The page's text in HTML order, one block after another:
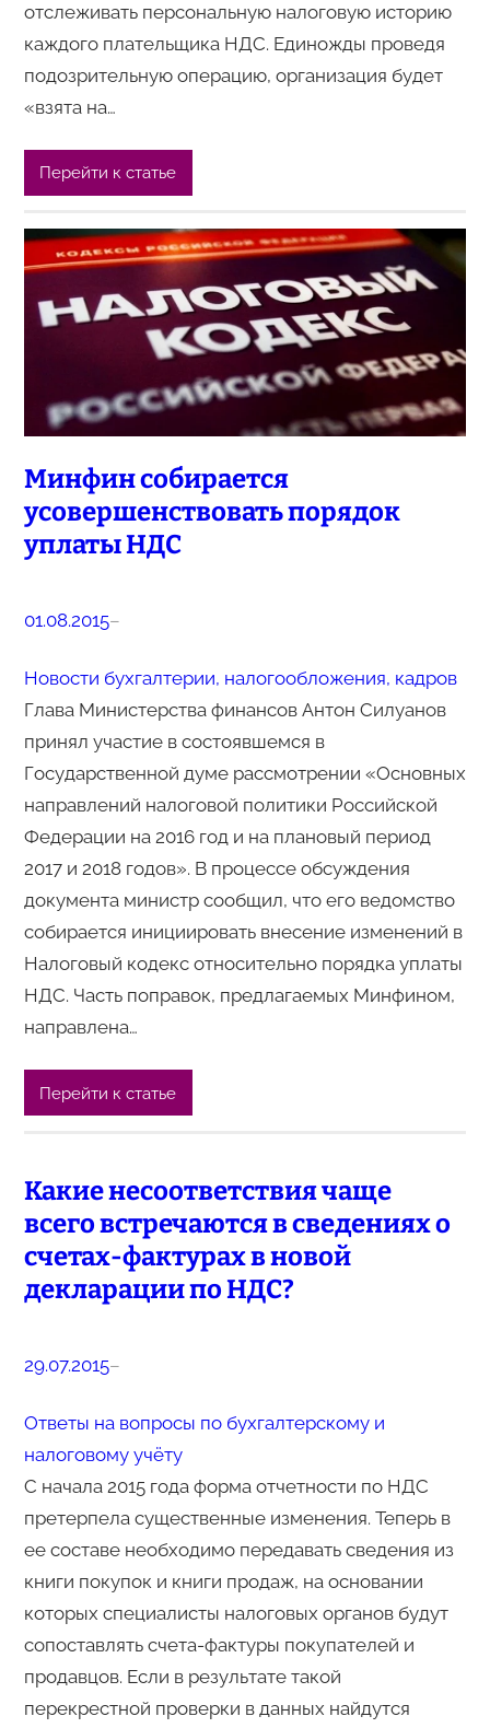
отслеживать персональную налоговую историю
каждого плательщика НДС. Единожды проведя
подозрительную операцию, организация будет
«взята на…
Перейти к статье
Минфин собирается
усовершенствовать порядок
уплаты НДС
01.08.2015–
Новости бухгалтерии, налогообложения, кадров
Глава Министерства финансов Антон Силуанов
принял участие в состоявшемся в
Государственной думе рассмотрении «Основных
направлений налоговой политики Российской
Федерации на 2016 год и на плановый период
2017 и 2018 годов». В процессе обсуждения
документа министр сообщил, что его ведомство
собирается инициировать внесение изменений в
Налоговый кодекс относительно порядка уплаты
НДС. Часть поправок, предлагаемых Минфином,
направлена…
Перейти к статье
Какие несоответствия чаще
всего встречаются в сведениях о
счетах-фактурах в новой
декларации по НДС?
29.07.2015–
Ответы на вопросы по бухгалтерскому и
налоговому учёту
С начала 2015 года форма отчетности по НДС
претерпела существенные изменения. Теперь в
ее составе необходимо передавать сведения из
книги покупок и книги продаж, на основании
которых специалисты налоговых органов будут
сопоставлять счета-фактуры покупателей и
продавцов. Если в результате такой
перекрестной проверки в данных найдутся